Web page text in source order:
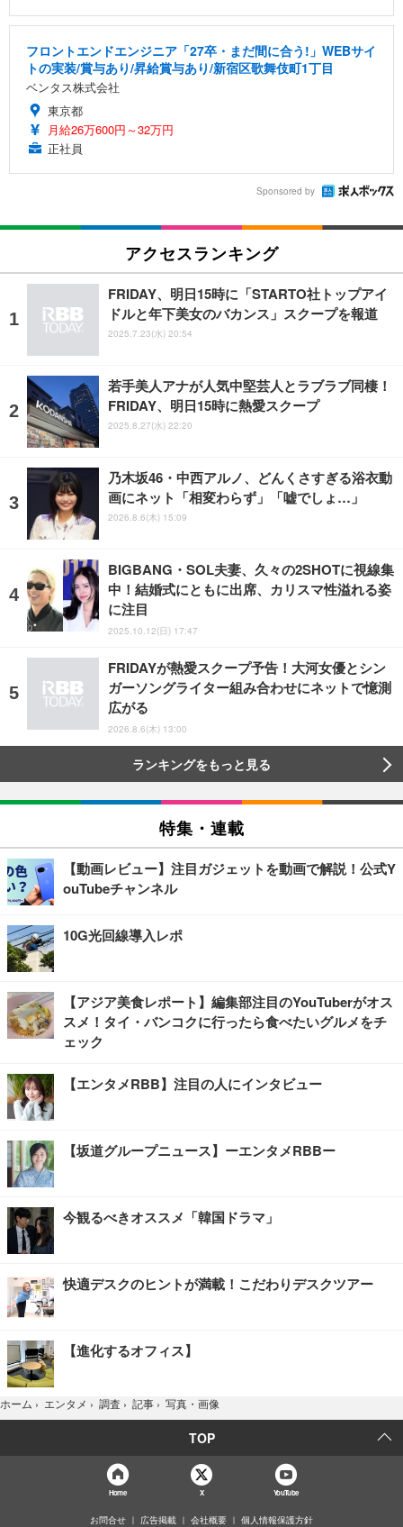
フロントエンドエンジニア「27卒・まだ間に合う!」WEBサイ
トの実装/賞与あり/昇給賞与あり/新宿区歌舞伎町1丁目
ベンタス株式会社
東京都
月給26万600円～32万円
正社員
Sponsored by
アクセスランキング
FRIDAY、明日15時に「STARTO社トップアイ
ドルと年下美女のバカンス」スクープを報道
2025.7.23(水) 20:54
若手美人アナが人気中堅芸人とラブラブ同棲！
FRIDAY、明日15時に熱愛スクープ
2025.8.27(水) 22:20
乃木坂46・中西アルノ、どんくさすぎる浴衣動
画にネット「相変わらず」「嘘でしょ…」
2026.8.6(木) 15:09
BIGBANG・SOL夫妻、久々の2SHOTに視線集
中！結婚式にともに出席、カリスマ性溢れる姿
に注目
2025.10.12(日) 17:47
FRIDAYが熱愛スクープ予告！大河女優とシン
ガーソングライター組み合わせにネットで憶測
広がる
2026.8.6(木) 13:00
ランキングをもっと見る
特集・連載
【動画レビュー】注目ガジェットを動画で解説！公式Y
ouTubeチャンネル
10G光回線導入レポ
【アジア美食レポート】編集部注目のYouTuberがオス
スメ！タイ・バンコクに行ったら食べたいグルメをチ
ェック
【エンタメRBB】注目の人にインタビュー
【坂道グループニュース】ーエンタメRBBー
今観るべきオススメ「韓国ドラマ」
快適デスクのヒントが満載！こだわりデスクツアー
【進化するオフィス】
ホーム › エンタメ › 調査 › 記事 › 写真・画像
TOP
Home X YouTube
お問合せ 広告掲載 会社概要 個人情報保護方針